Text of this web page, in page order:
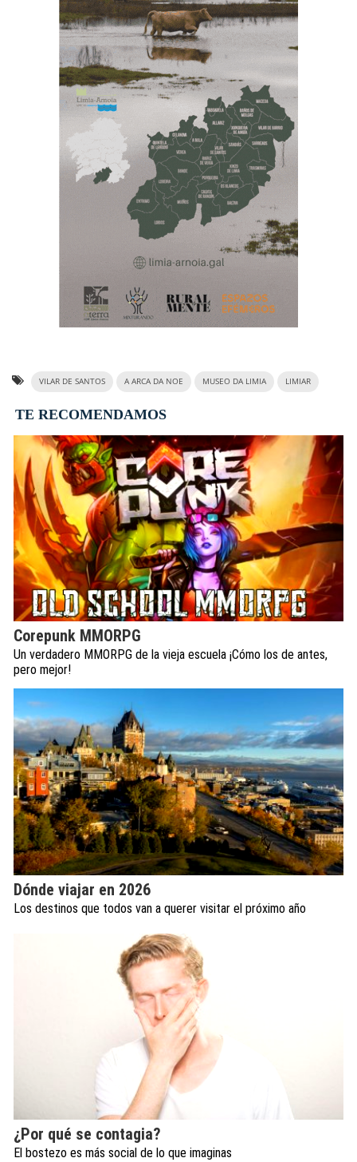
VILAR DE SANTOS A ARCA DA NOE MUSEO DA LIMIA LIMIAR
TE RECOMENDAMOS
Corepunk MMORPG
Un verdadero MMORPG de la vieja escuela ¡Cómo los de antes,
pero mejor!
Dónde viajar en 2026
Los destinos que todos van a querer visitar el próximo año
¿Por qué se contagia?
El bostezo es más social de lo que imaginas